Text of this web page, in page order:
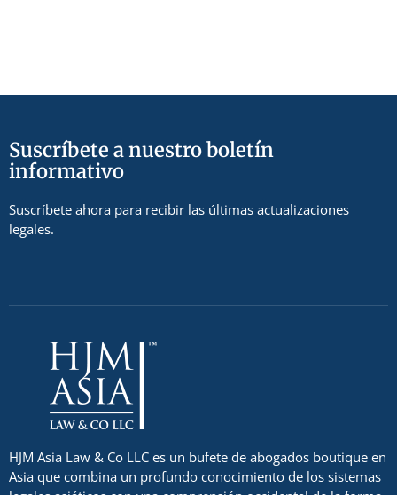
Suscríbete a nuestro boletín
informativo
Suscríbete ahora para recibir las últimas actualizaciones
legales.
HJM Asia Law & Co LLC es un bufete de abogados boutique en
Asia que combina un profundo conocimiento de los sistemas